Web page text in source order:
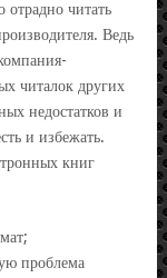
читать
Ведь
читалок других
недостатков и
и избежать.
книг
проблема